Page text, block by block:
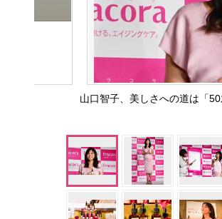
山口智子、美しさへの道は「